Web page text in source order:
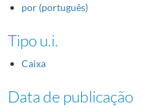
por (português)
Tipo u.i.
Caixa
Data de publicação